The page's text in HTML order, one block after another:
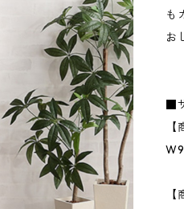
も
お
■